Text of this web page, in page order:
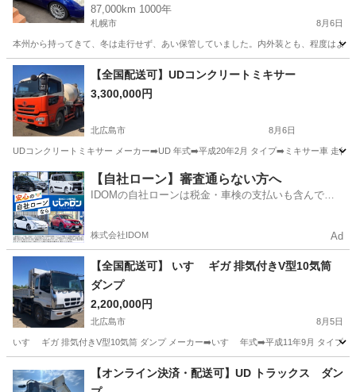
87,000km 1000年
札幌市 8月6日
本州から持ってきて、冬は走行せず、あい保管していました。内外装とも、程度は
北海道 札幌市 その他 車両
【全国配送可】UDコンクリートミキサー
3,300,000円
北広島市 8月6日
UDコンクリートミキサー メーカー➡️UD 年式➡️平成20年2月 タイプ➡️ミキサー車 走行
北海道 北広島市 その他 ミキサー車
【自社ローン】審査通らない方へ
IDOMの自社ローンは税金・車検の支払いも含んでい
株式会社IDOM Ad
【全国配送可】 いすゞ ギガ 排気付きV型10気筒
ダンプ
2,200,000円
北広島市 8月5日
いすゞ ギガ 排気付きV型10気筒 ダンプ メーカー➡️いすゞ 年式➡️平成11年9月 タイプ
北広島市 その他 いすゞ
【オンライン決済・配送可】UD トラックス ダン